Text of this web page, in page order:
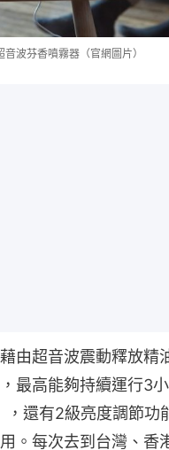
波芬香噴霧器（官網圖片）
由超音波震動釋放精
最高能夠持續運行3
，還有2級亮度調節功
。每次去到台灣、香